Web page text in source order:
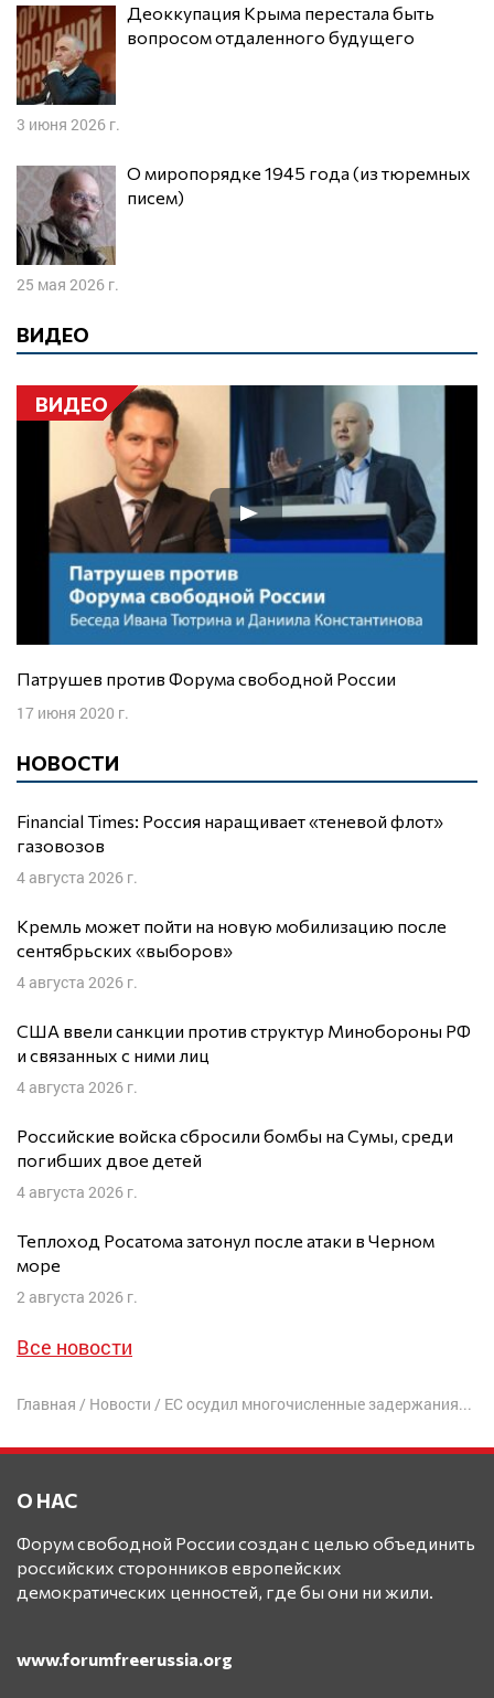
Деоккупация Крыма перестала быть
вопросом отдаленного будущего
3 июня 2026 г.
О миропорядке 1945 года (из тюремных
писем)
25 мая 2026 г.
ВИДЕО
ВИДЕО
Патрушев против Форума свободной России
17 июня 2020 г.
НОВОСТИ
Financial Times: Россия наращивает «теневой флот»
газовозов
4 августа 2026 г.
Кремль может пойти на новую мобилизацию после
сентябрьских «выборов»
4 августа 2026 г.
США ввели санкции против структур Минобороны РФ
и связанных с ними лиц
4 августа 2026 г.
Российские войска сбросили бомбы на Сумы, среди
погибших двое детей
4 августа 2026 г.
Теплоход Росатома затонул после атаки в Черном
море
2 августа 2026 г.
Все новости
Главная / Новости / ЕС осудил многочисленные задержания на митинге в Москве
О НАС
Форум свободной России создан с целью объединить
российских сторонников европейских
демократических ценностей, где бы они ни жили.
www.forumfreerussia.org